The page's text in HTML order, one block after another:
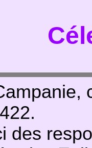
des